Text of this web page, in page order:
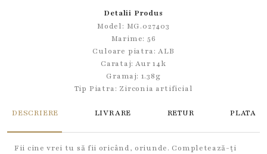
Detalii Produs
Model: MG.027403
Marime: 56
Culoare piatra: ALB
Carataj: Aur 14k
Gramaj: 1.38g
Tip Piatra: Zirconia artificial
DESCRIERE LIVRARE RETUR PLATA
Fii cine vrei tu să fii oricând, oriunde. Completează-ți